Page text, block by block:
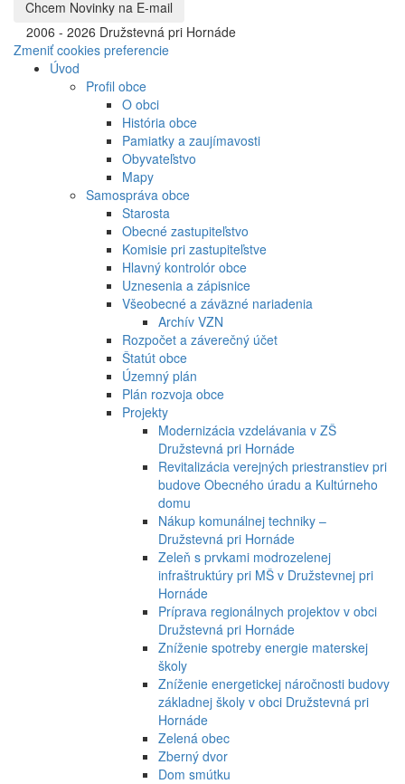
2006 - 2026 Družstevná pri Hornáde
Zmeniť cookies preferencie
Úvod
Profil obce
O obci
História obce
Pamiatky a zaujímavosti
Obyvateľstvo
Mapy
Samospráva obce
Starosta
Obecné zastupiteľstvo
Komisie pri zastupiteľstve
Hlavný kontrolór obce
Uznesenia a zápisnice
Všeobecné a záväzné nariadenia
Archív VZN
Rozpočet a záverečný účet
Štatút obce
Územný plán
Plán rozvoja obce
Projekty
Modernizácia vzdelávania v ZŠ
Družstevná pri Hornáde
Revitalizácia verejných priestranstiev pri
budove Obecného úradu a Kultúrneho
domu
Nákup komunálnej techniky –
Družstevná pri Hornáde
Zeleň s prvkami modrozelenej
infraštruktúry pri MŠ v Družstevnej pri
Hornáde
Príprava regionálnych projektov v obci
Družstevná pri Hornáde
Zníženie spotreby energie materskej
školy
Zníženie energetickej náročnosti budovy
základnej školy v obci Družstevná pri
Hornáde
Zelená obec
Zberný dvor
Dom smútku